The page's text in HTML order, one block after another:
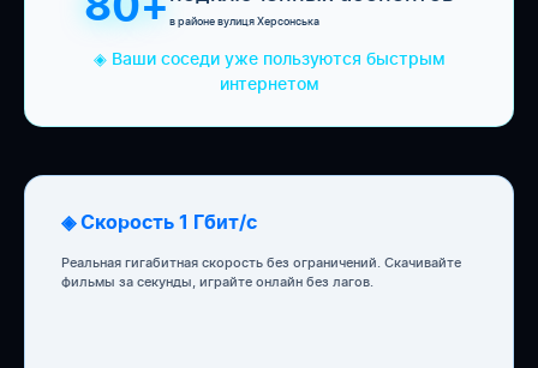
в районе вулиця Херсонська
◈ Ваши соседи уже пользуются быстрым
интернетом
◈ Скорость 1 Гбит/с
Реальная гигабитная скорость без ограничений. Скачивайте
фильмы за секунды, играйте онлайн без лагов.